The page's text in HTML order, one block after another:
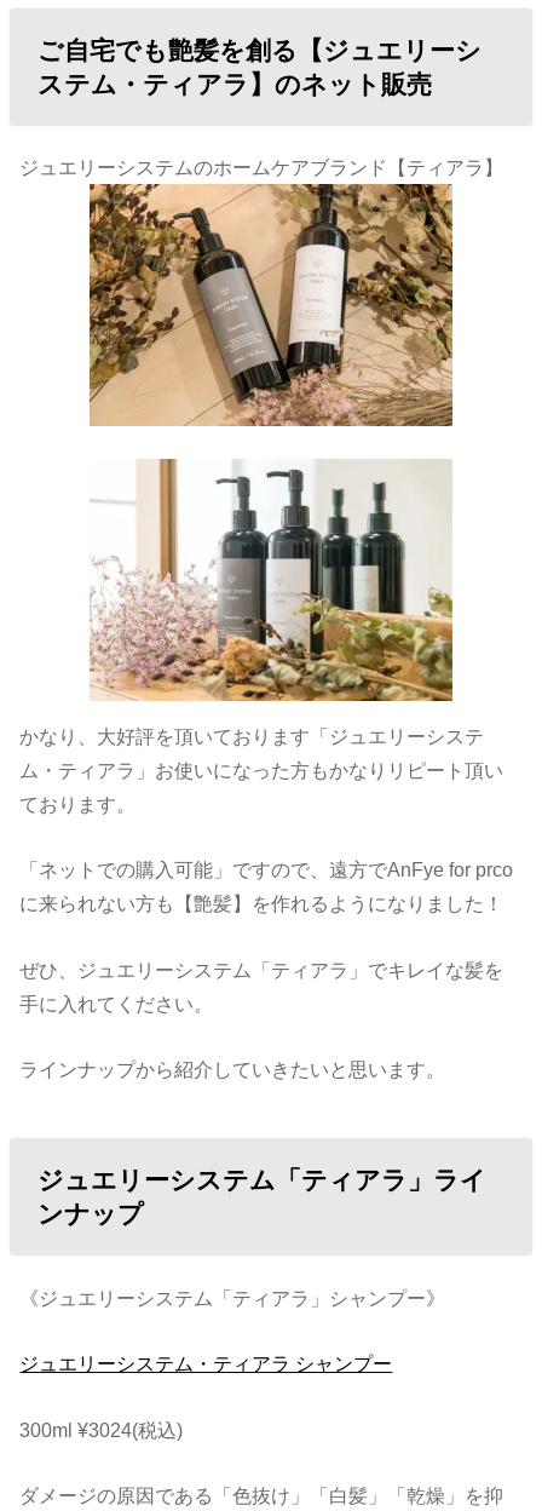
ご自宅でも艶髪を創る【ジュエリーシ
ステム・ティアラ】のネット販売
ジュエリーシステムのホームケアブランド【ティアラ】
かなり、大好評を頂いております「ジュエリーシステ
ム・ティアラ」お使いになった方もかなりリピート頂い
ております。
「ネットでの購入可能」ですので、遠方でAnFye for prco
に来られない方も【艶髪】を作れるようになりました！
ぜひ、ジュエリーシステム「ティアラ」でキレイな髪を
手に入れてください。
ラインナップから紹介していきたいと思います。
ジュエリーシステム「ティアラ」ライ
ンナップ
《ジュエリーシステム「ティアラ」シャンプー》
ジュエリーシステム・ティアラ シャンプー
300ml ¥3024(税込)
ダメージの原因である「色抜け」「白髪」「乾燥」を抑